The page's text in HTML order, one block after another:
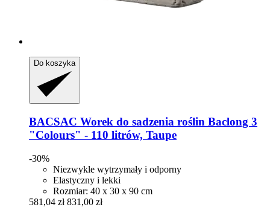
Do koszyka
BACSAC Worek do sadzenia roślin Baclong 3
"Colours" -​ 110 litrów, Taupe
-30%
Niezwykle wytrzymały i odporny
Elastyczny i lekki
Rozmiar: 40 x 30 x 90 cm
581,04 zł 831,00 zł